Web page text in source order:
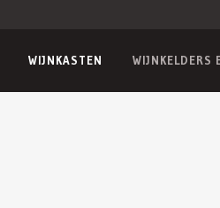
WIJNKASTEN WIJNKELDERS